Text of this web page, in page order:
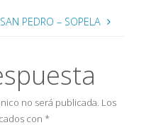
PEDRO – SOPELA
no será publicada. Los
con *